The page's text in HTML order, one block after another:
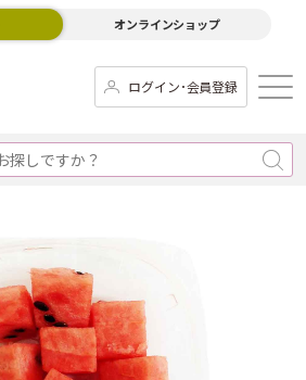
オンラインショップ
ログイン･会員登録